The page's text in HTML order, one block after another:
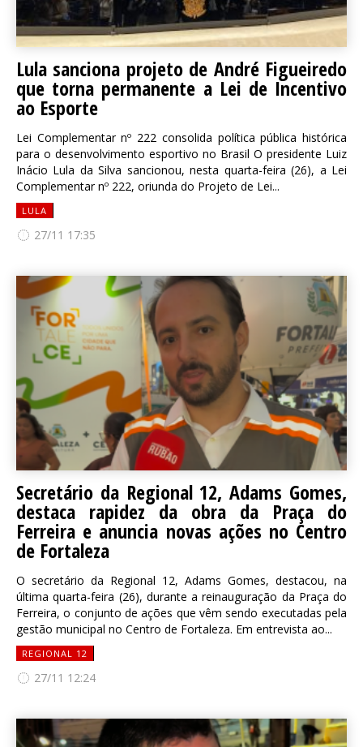
Lula sanciona projeto de André Figueiredo
que torna permanente a Lei de Incentivo
ao Esporte
Lei Complementar nº 222 consolida política pública histórica
para o desenvolvimento esportivo no Brasil O presidente Luiz
Inácio Lula da Silva sancionou, nesta quarta-feira (26), a Lei
Complementar nº 222, oriunda do Projeto de Lei...
LULA
27/11 17:35
Secretário da Regional 12, Adams Gomes,
destaca rapidez da obra da Praça do
Ferreira e anuncia novas ações no Centro
de Fortaleza
O secretário da Regional 12, Adams Gomes, destacou, na
última quarta-feira (26), durante a reinauguração da Praça do
Ferreira, o conjunto de ações que vêm sendo executadas pela
gestão municipal no Centro de Fortaleza. Em entrevista ao...
REGIONAL 12
27/11 12:24